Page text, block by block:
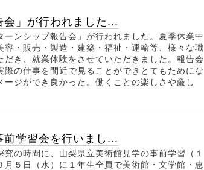
会」が行われました...
ンシップ報告会」が行われました。夏季休業中
容・販売・製造・建築・福祉・運輸等、様々な職
き、就業体験をさせていただきました。報告会
の仕事を間近で見ることができとてもためにな
ージができ良かった。働くことの楽しさや厳し
学習会を行いまし...
の時間に、山梨県立美術館見学の事前学習（１
月５日（水）に１年生全員で美術館・文学館・恵